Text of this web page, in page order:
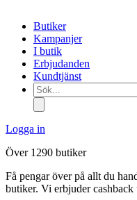
Butiker
Kampanjer
I butik
Erbjudanden
Kundtjänst
Sök...
Logga in
Över 1290 butiker
Få pengar över på allt du
butiker. Vi erbjuder